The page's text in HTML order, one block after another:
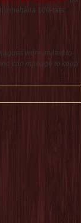
innehålla 100-tals
were invited to
can manage to keep